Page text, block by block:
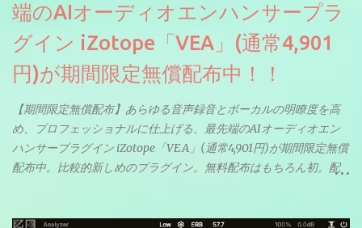
端のAIオーディオエンハンサープラ
グイン iZotope「VEA」(通常4,901
円)が期間限定無償配布中！！
【期間限定無償配布】あらゆる音声録音とボーカルの明瞭度を高
め、プロフェッショナルに仕上げる、最先端のAIオーディオエン
ハンサープラグイン iZotope「VEA」(通常4,901円)が期間限定無償
配布中。比較的新しめのプラグイン。無料配布はもちろん初。配